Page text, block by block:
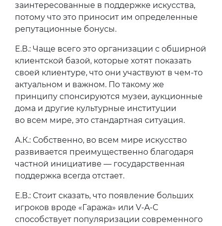
заинтересованные в поддержке искусства,
потому что это приносит им определенные
репутационные бонусы.
Е.В.: Чаще всего это организации с обширной
клиентской базой, которые хотят показать
своей клиентуре, что они участвуют в чем-то
актуальном и важном. По такому же
принципу спонсируются музеи, аукционные
дома и другие культурные институции
во всем мире, это стандартная ситуация.
А.К.: Собственно, во всем мире искусство
развивается преимущественно благодаря
частной инициативе — государственная
поддержка всегда отстает.
Е.В.: Стоит сказать, что появление больших
игроков вроде «Гаража» или V-A-C
способствует популяризации современного